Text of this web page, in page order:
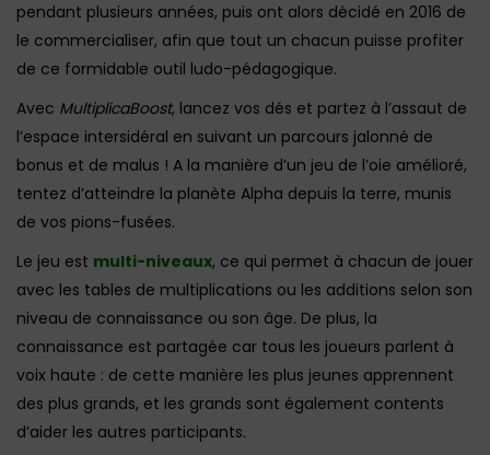
pendant plusieurs années, puis ont alors décidé en 2016 de
le commercialiser, afin que tout un chacun puisse profiter
de ce formidable outil ludo-pédagogique.
Avec MultiplicaBoost, lancez vos dés et partez à l’assaut de
l’espace intersidéral en suivant un parcours jalonné de
bonus et de malus ! A la manière d’un jeu de l’oie amélioré,
tentez d’atteindre la planète Alpha depuis la terre, munis
de vos pions-fusées.
Le jeu est multi-niveaux, ce qui permet à chacun de jouer
avec les tables de multiplications ou les additions selon son
niveau de connaissance ou son âge. De plus, la
connaissance est partagée car tous les joueurs parlent à
voix haute : de cette manière les plus jeunes apprennent
des plus grands, et les grands sont également contents
d’aider les autres participants.